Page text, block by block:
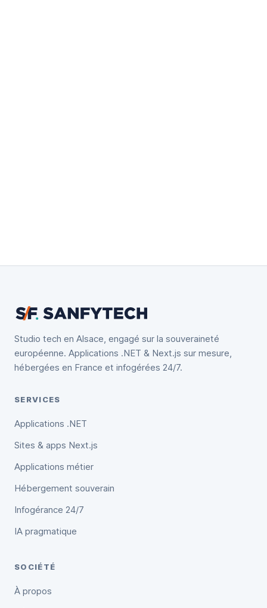
Studio tech en Alsace, engagé sur la souveraineté
européenne. Applications .NET & Next.js sur mesure,
hébergées en France et infogérées 24/7.
SERVICES
Applications .NET
Sites & apps Next.js
Applications métier
Hébergement souverain
Infogérance 24/7
IA pragmatique
SOCIÉTÉ
À propos